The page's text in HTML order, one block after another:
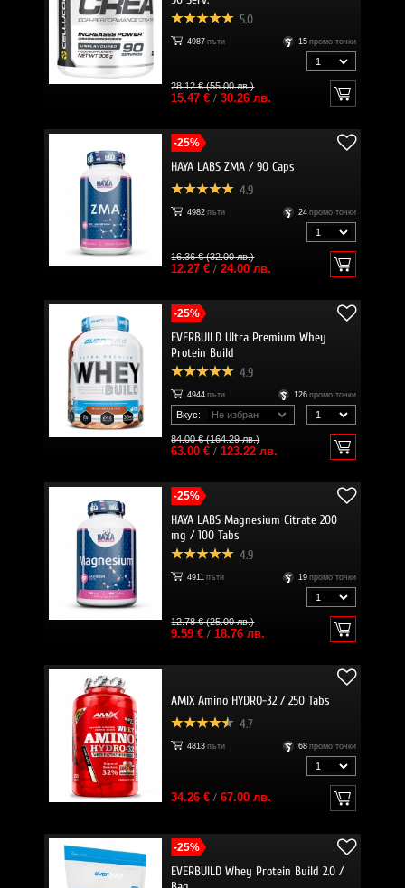
5.0
4987 пъти 15 промо точки
28.12 € (55.00 лв.)
15.47 €/ 30.26 лв.
-25%
HAYA LABS ZMA / 90 Caps
4.9
4982 пъти 24 промо точки
16.36 € (32.00 лв.)
12.27 €/ 24.00 лв.
-25%
EVERBUILD Ultra Premium Whey
Protein Build
4.9
4944 пъти 126 промо точки
Вкус:
84.00 € (164.29 лв.)
63.00 €/ 123.22 лв.
-25%
HAYA LABS Magnesium Citrate 200
mg / 100 Tabs
4.9
4911 пъти 19 промо точки
12.78 € (25.00 лв.)
9.59 €/ 18.76 лв.
AMIX Amino HYDRO-32 / 250 Tabs
4.7
4813 пъти 68 промо точки
34.26 €/ 67.00 лв.
-25%
EVERBUILD Whey Protein Build 2.0 /